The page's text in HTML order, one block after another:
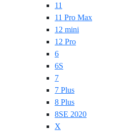
11
11 Pro Max
12 mini
12 Pro
6
6S
7
7 Plus
8 Plus
8SE 2020
X